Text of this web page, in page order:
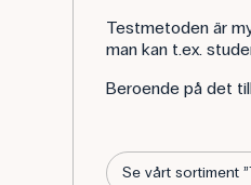
Testmetoden är
man kan t.ex.
Beroende på det
Se vårt sortiment